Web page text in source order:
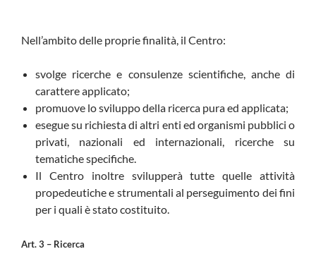
Nell’ambito delle proprie finalità, il Centro:
svolge ricerche e consulenze scientifiche, anche di
carattere applicato;
promuove lo sviluppo della ricerca pura ed applicata;
esegue su richiesta di altri enti ed organismi pubblici o
privati, nazionali ed internazionali, ricerche su
tematiche specifiche.
Il Centro inoltre svilupperà tutte quelle attività
propedeutiche e strumentali al perseguimento dei fini
per i quali è stato costituito.
Art. 3 – Ricerca